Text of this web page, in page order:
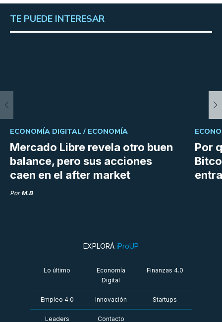
TE PUEDE INTERESAR
Mercado Libre revela otro buen
balance, pero sus acciones
caen en el after market
ECONOMÍA DIGITAL / ECONOMÍA
Por M.B
Por
EXPLORÁ iProUP
Lo último
Economía
Digital
Finanzas 4.0
Empleo 4.0 Innovación Startups
Leaders Contacto